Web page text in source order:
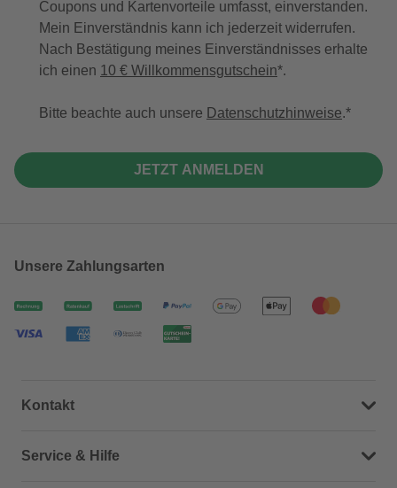
Coupons und Kartenvorteile umfasst, einverstanden.
Mein Einverständnis kann ich jederzeit widerrufen.
Nach Bestätigung meines Einverständnisses erhalte
ich einen 10 € Willkommensgutschein*.
Bitte beachte auch unsere Datenschutzhinweise.
JETZT ANMELDEN
Unsere Zahlungsarten
Kontakt
Dein Kontakt zu uns
Service & Hilfe